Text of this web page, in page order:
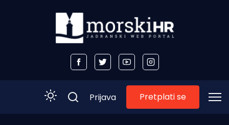
Prijava Pretplati se